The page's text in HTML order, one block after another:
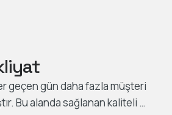
geçen gün daha fazla müşteri
Bu alanda sağlanan kaliteli …